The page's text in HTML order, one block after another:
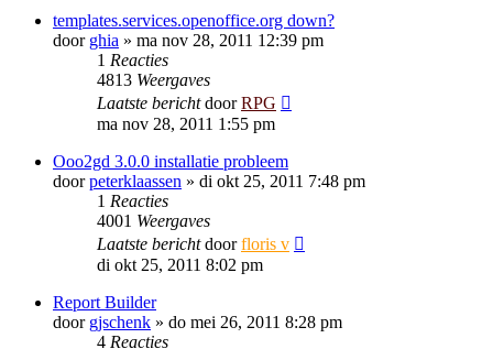
templates.services.openoffice.org down?
door ghia » ma nov 28, 2011 12:39 pm
1 Reacties
4813 Weergaves
Laatste berichtdoorRPG
ma nov 28, 2011 1:55 pm
Ooo2gd 3.0.0 installatie probleem
doorpeterklaassen » di okt 25, 2011 7:48 pm
1 Reacties
4001 Weergaves
Laatste berichtdoorfloris v
di okt 25, 2011 8:02 pm
Report Builder
door gjschenk » do mei 26, 2011 8:28 pm
4 Reacties